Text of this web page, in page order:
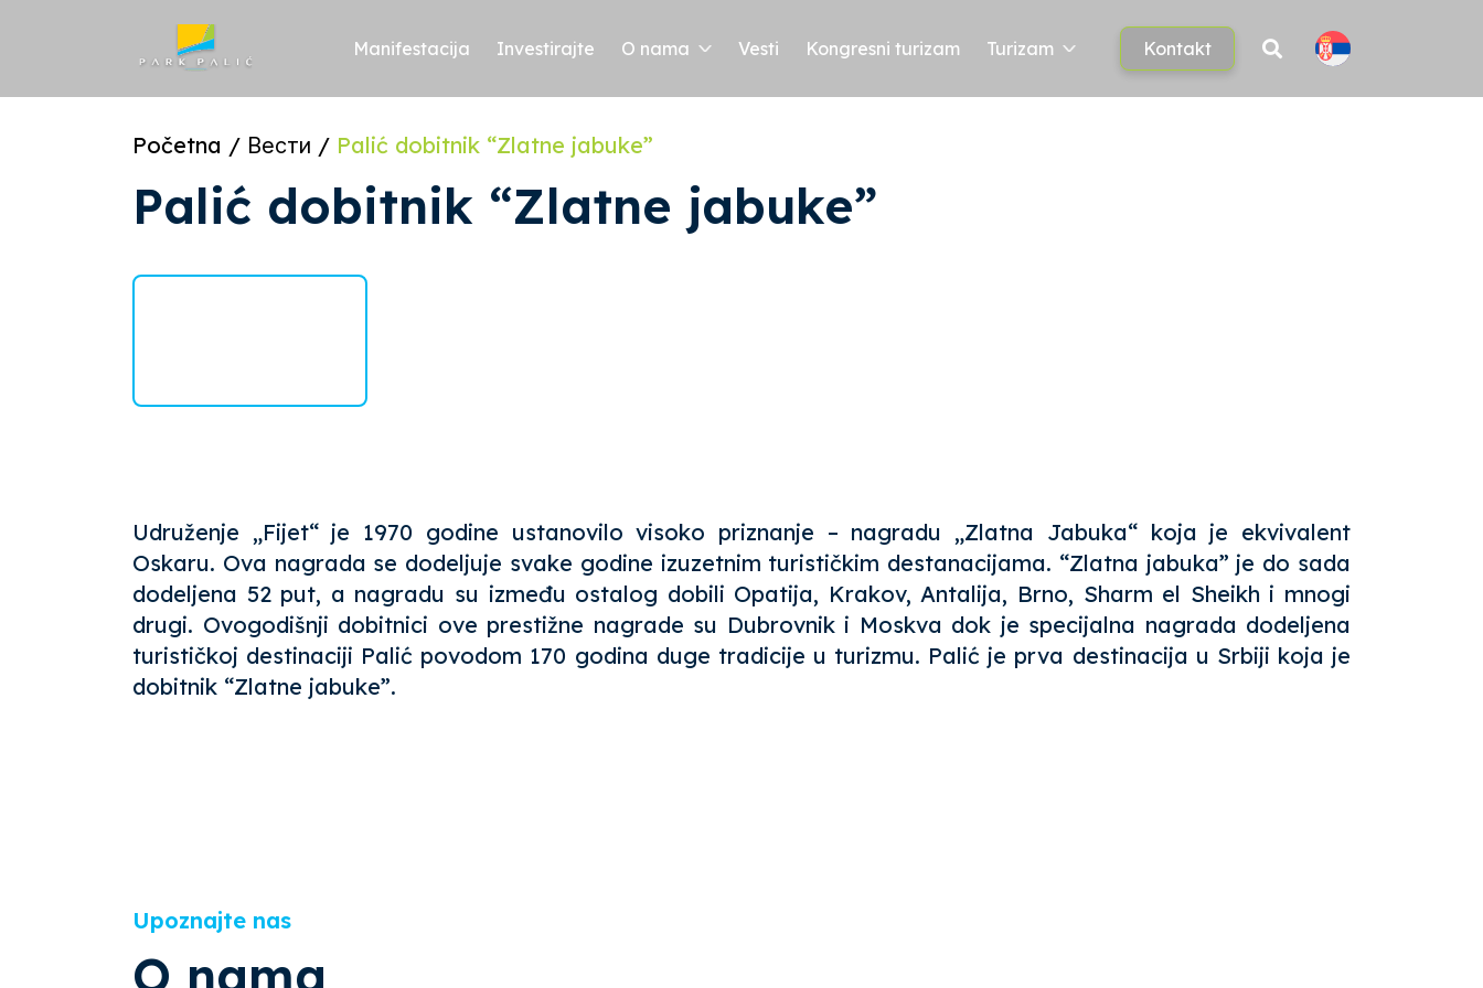
Manifestacija Investirajte O nama Vesti Kongresni turizam Turizam Kontakt
Početna / Вести / Palić dobitnik “Zlatne jabuke”
Palić dobitnik “Zlatne jabuke”
Udruženje „Fijet“ je 1970 godine ustanovilo visoko priznanje – nagradu „Zlatna Jabuka“ koja je ekvivalent
Oskaru. Ova nagrada se dodeljuje svake godine izuzetnim turističkim destanacijama. “Zlatna jabuka” je do sada
dodeljena 52 put, a nagradu su između ostalog dobili Opatija, Krakov, Antalija, Brno, Sharm el Sheikh i mnogi
drugi. Ovogodišnji dobitnici ove prestižne nagrade su Dubrovnik i Moskva dok je specijalna nagrada dodeljena
turističkoj destinaciji Palić povodom 170 godina duge tradicije u turizmu. Palić je prva destinacija u Srbiji koja je
dobitnik “Zlatne jabuke”.
Upoznajte nas
O nama